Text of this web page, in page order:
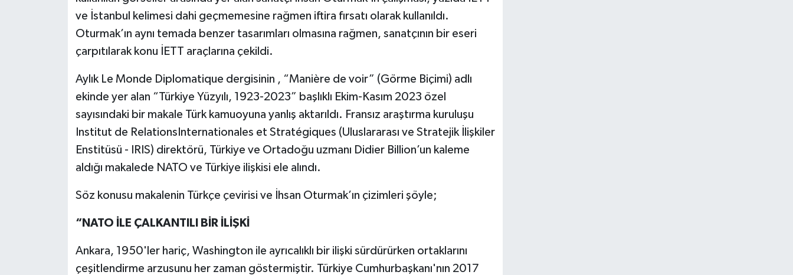
ve İstanbul kelimesi dahi geçmemesine rağmen iftira fırsatı olarak kullanıldı.
Oturmak’ın aynı temada benzer tasarımları olmasına rağmen, sanatçının bir eseri
çarpıtılarak konu İETT araçlarına çekildi.
Aylık Le Monde Diplomatique dergisinin , “Manière de voir” (Görme Biçimi) adlı
ekinde yer alan “Türkiye Yüzyılı, 1923-2023” başlıklı Ekim-Kasım 2023 özel
sayısındaki bir makale Türk kamuoyuna yanlış aktarıldı. Fransız araştırma kuruluşu
Institut de RelationsInternationales et Stratégiques (Uluslararası ve Stratejik İlişkiler
Enstitüsü - IRIS) direktörü, Türkiye ve Ortadoğu uzmanı Didier Billion’un kaleme
aldığı makalede NATO ve Türkiye ilişkisi ele alındı.
Söz konusu makalenin Türkçe çevirisi ve İhsan Oturmak’ın çizimleri şöyle;
“NATO İLE ÇALKANTILI BİR İLİŞKİ
Ankara, 1950'ler hariç, Washington ile ayrıcalıklı bir ilişki sürdürürken ortaklarını
çeşitlendirme arzusunu her zaman göstermiştir. Türkiye Cumhurbaşkanı'nın 2017